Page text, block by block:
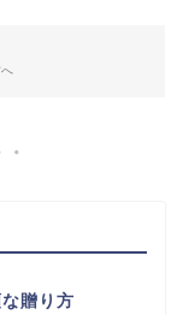
贈り方